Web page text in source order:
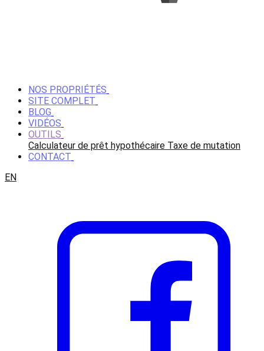
NOS PROPRIÉTÉS
SITE COMPLET
BLOG
VIDÉOS
OUTILS
Calculateur de prêt hypothécaire Taxe de mutation
CONTACT
EN